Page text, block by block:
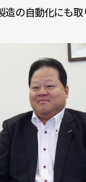
造の自動化にも